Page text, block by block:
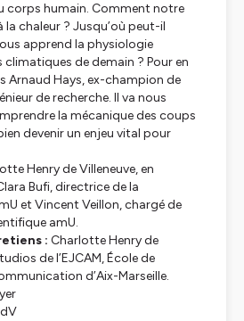
corps humain. Comment notre
chaleur ? Jusqu’où peut-il
apprend la physiologie
climatiques de demain ? Pour en
Arnaud Hays, ex-champion de
de recherche. Il va nous
la mécanique des coups
devenir un enjeu vital pour
Henry de Villeneuve, en
Bufi, directrice de la
et Vincent Veillon, chargé de
amU.
: Charlotte Henry de
de l’EJCAM, École de
d’Aix-Marseille.